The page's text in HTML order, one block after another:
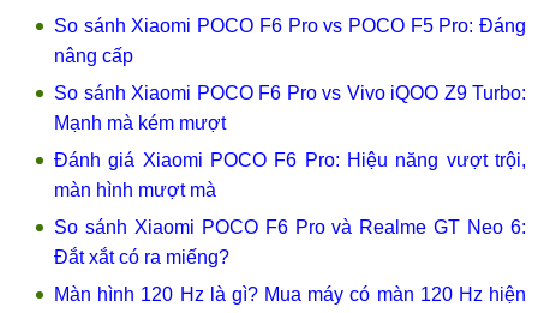
So sánh Xiaomi POCO F6 Pro vs POCO F5 Pro: Đáng
nâng cấp
So sánh Xiaomi POCO F6 Pro vs Vivo iQOO Z9 Turbo:
Mạnh mà kém mượt
Đánh giá Xiaomi POCO F6 Pro: Hiệu năng vượt trội,
màn hình mượt mà
So sánh Xiaomi POCO F6 Pro và Realme GT Neo 6:
Đắt xắt có ra miếng?
Màn hình 120 Hz là gì? Mua máy có màn 120 Hz hiện